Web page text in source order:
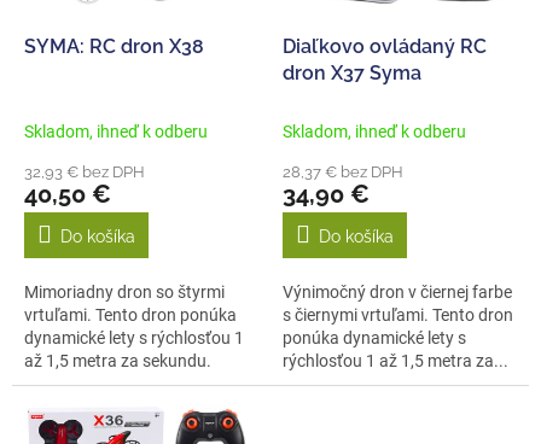
odSYMA: RC dron X38
Skladom, ihneď k odberu
32,93 € bez DPH
40,50 €
Do košíka
Mimoriadny dron so štyrmi
vrtuľami. Tento dron ponúka
dynamické lety s rýchlosťou 1
až 1,5 metra za sekundu.
Diaľkovo ovládaný RC
dron X37 Syma
Skladom, ihneď k odberu
28,37 € bez DPH
34,90 €
Do košíka
Výnimočný dron v čiernej farbe
s čiernymi vrtuľami. Tento dron
ponúka dynamické lety s
rýchlosťou 1 až 1,5 metra za...